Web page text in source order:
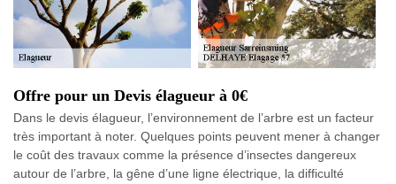
Offre pour un Devis élagueur à 0€
Dans le devis élagueur, l’environnement de l’arbre est un facteur
très important à noter. Quelques points peuvent mener à changer
le coût des travaux comme la présence d’insectes dangereux
autour de l’arbre, la gêne d’une ligne électrique, la difficulté